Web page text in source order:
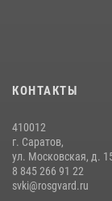
31 июля 2026, 12:08
КОНТАКТЫ
410012
г. Саратов,
ул. Московская, д.
8 845 266 91 22
svki@rosgvard.ru